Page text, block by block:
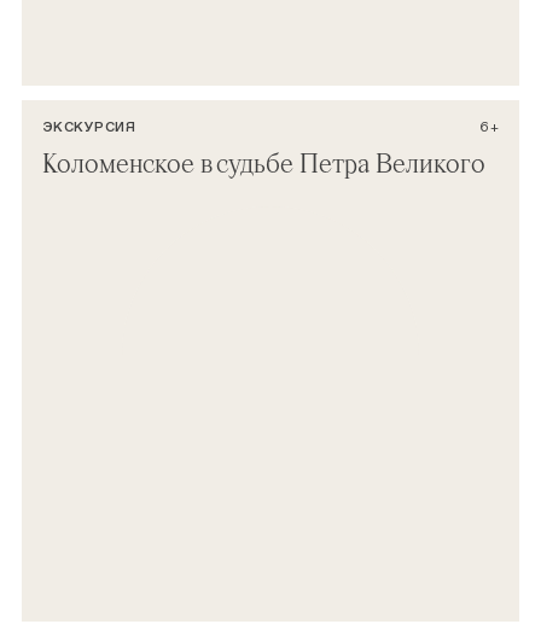
ЭКСКУРСИЯ 6+
Коломенское в судьбе Петра Великого